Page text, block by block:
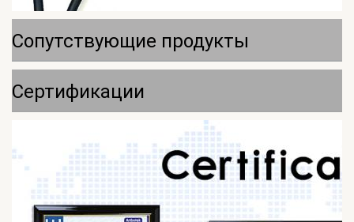
Сопутствующие продукты
Сертификации